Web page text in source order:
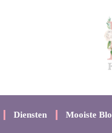
Diensten Mooiste